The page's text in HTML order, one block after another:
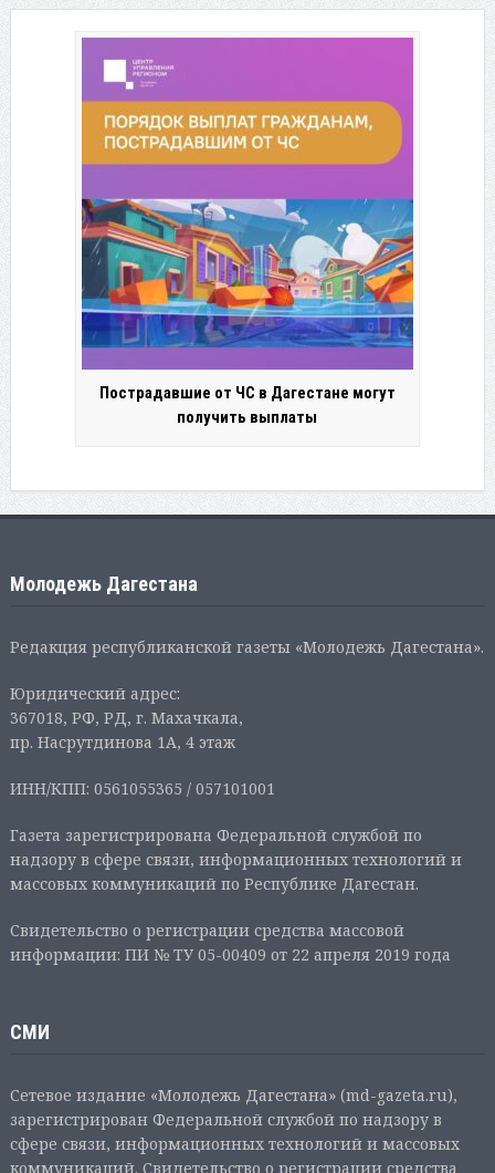
Пострадавшие от ЧС в Дагестане могут
получить выплаты
Молодежь Дагестана
Редакция республиканской газеты «Молодежь Дагестана».
Юридический адрес:
367018, РФ, РД, г. Махачкала,
пр. Насрутдинова 1А, 4 этаж
ИНН/КПП: 0561055365 / 057101001
Газета зарегистрирована Федеральной службой по
надзору в сфере связи, информационных технологий и
массовых коммуникаций по Республике Дагестан.
Свидетельство о регистрации средства массовой
информации: ПИ № ТУ 05-00409 от 22 апреля 2019 года
СМИ
Сетевое издание «Молодежь Дагестана» (md-gazeta.ru),
зарегистрирован Федеральной службой по надзору в
сфере связи, информационных технологий и массовых
коммуникаций. Свидетельство о регистрации средства